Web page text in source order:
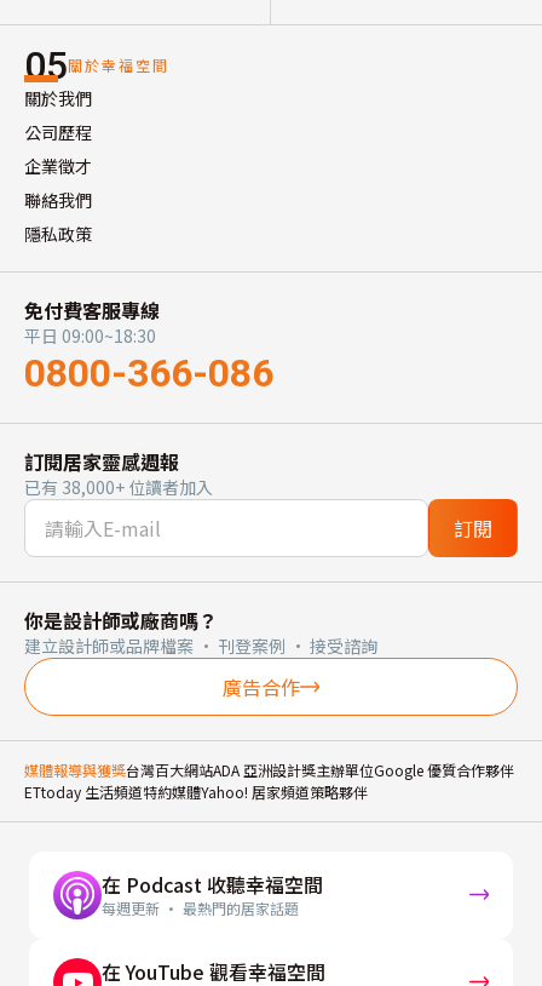
05關於幸福空間
關於我們
公司歷程
企業徵才
聯絡我們
隱私政策
免付費客服專線
平日 09:00~18:30
0800-366-086
訂閱居家靈感週報
已有 38,000+ 位讀者加入
訂閱
你是設計師或廠商嗎？
建立設計師或品牌檔案 · 刊登案例 · 接受諮詢
廣告合作
媒體報導與獲獎台灣百大網站ADA 亞洲設計獎主辦單位Google 優質合作夥伴
ETtoday 生活頻道特約媒體Yahoo! 居家頻道策略夥伴
在 Podcast 收聽幸福空間
每週更新 · 最熱門的居家話題
在 YouTube 觀看幸福空間